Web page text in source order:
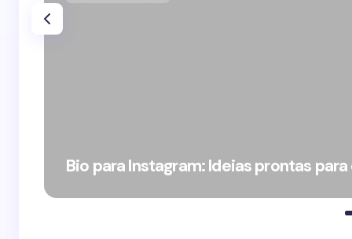
Bio para Instagram: Ideias prontas